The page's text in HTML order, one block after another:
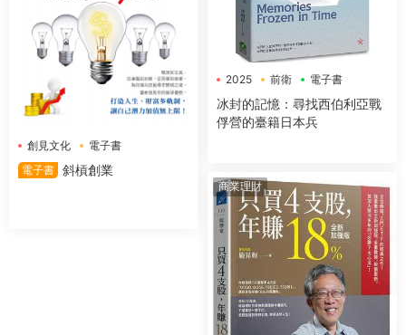
創見文化
電子書
電子書 斜槓創業
2025 前衛 電子書
冰封的記憶：尋找西伯利亞戰
俘營的臺籍日本兵
商業理財